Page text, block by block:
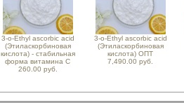
3-o-Ethyl ascorbic acid
(Этиласкорбиновая
кислота) - стабильная
форма витамина С
260.00 руб.
3-o-Ethyl ascorbic acid
(Этиласкорбиновая
кислота) ОПТ
7,490.00 руб.